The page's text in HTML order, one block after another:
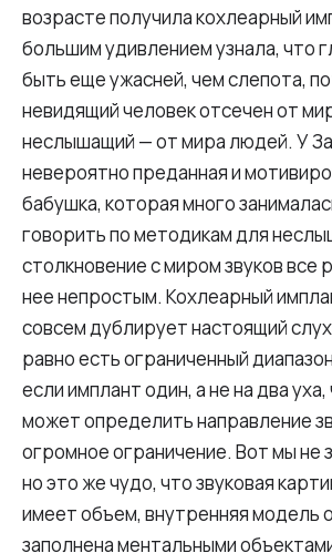
возрасте получила кохлеарный
большим удивлением узнала, что
быть еще ужасней, чем слепота,
невидящий человек отсечен от
неслышащий — от мира людей. У
невероятно преданная и
бабушка, которая много
говорить по методикам для
столкновение с миром звуков все
нее непростым. Кохлеарный
совсем дублирует настоящий
равно есть ограниченный
если имплант один, а не на два
может определить направление
огромное ограничение. Вот мы не
но это же чудо, что звуковая
имеет объем, внутренняя модель
заполнена ментальными